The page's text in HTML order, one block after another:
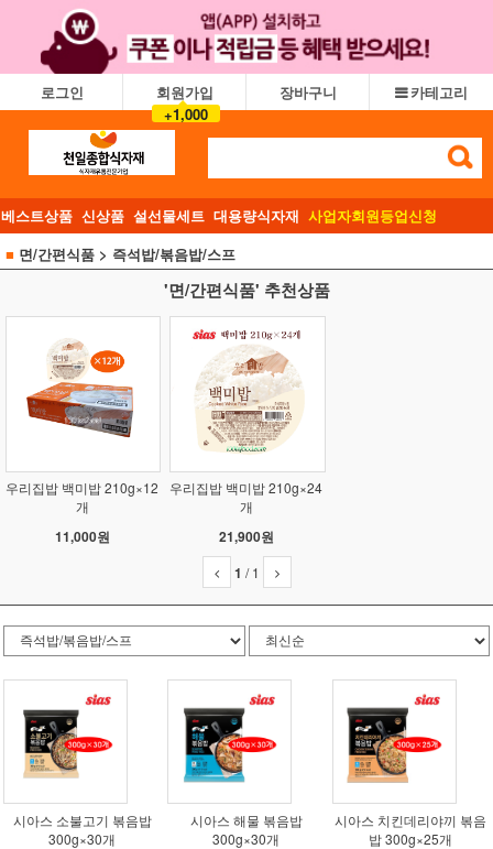
로그인
회원가입
+1,000
장바구니 카테고리
베스트상품 신상품 설선물세트 대용량식자재 사업자회원등업신청
■ 면/간편식품 > 즉석밥/볶음밥/스프
'면/간편식품' 추천상품
우리집밥 백미밥 210g×12
개
11,000원
우리집밥 백미밥 210g×24
개
21,900원
1 /1
시아스 소불고기 볶음밥
300g×30개
시아스 해물 볶음밥
300g×30개
시아스 치킨데리야끼 볶음
밥 300g×25개